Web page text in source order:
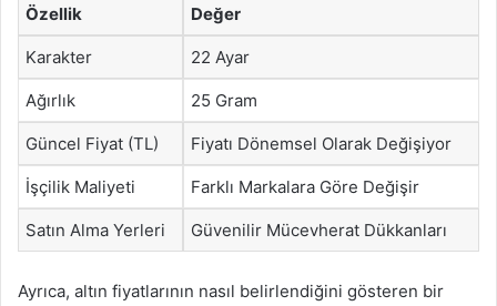
Özellik Değer
Karakter 22 Ayar
Ağırlık 25 Gram
Güncel Fiyat (TL) Fiyatı Dönemsel Olarak Değişiyor
İşçilik Maliyeti Farklı Markalara Göre Değişir
Satın Alma Yerleri Güvenilir Mücevherat Dükkanları
Ayrıca, altın fiyatlarının nasıl belirlendiğini gösteren bir